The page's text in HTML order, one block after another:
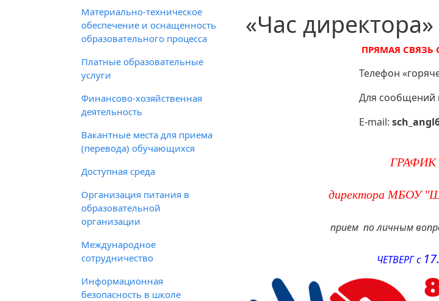
Материально-техническое
обеспечение и оснащенность
образовательного процесса
Платные образовательные
услуги
Финансово-хозяйственная
деятельность
Вакантные места для приема
(перевода) обучающихся
Доступная среда
Организация питания в
образовательной
организации
Международное
сотрудничество
Информационная
безопасность в школе
«Час директора»
ПРЯМАЯ
Телефон
Для сообщений в
Е-mail:
директора МБОУ
прием по личным
ЧЕТВЕРГ с